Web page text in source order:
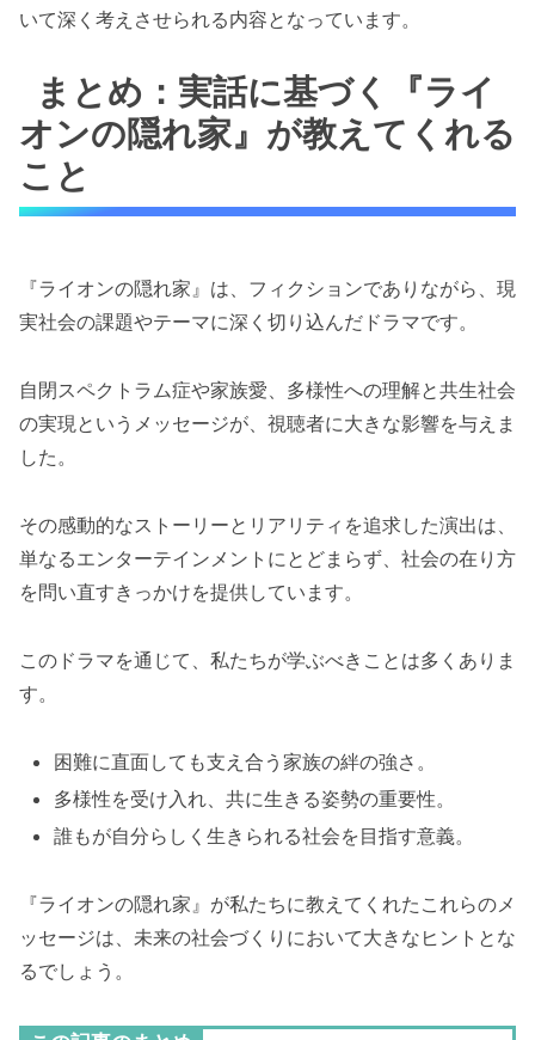
いて深く考えさせられる内容となっています。
まとめ：実話に基づく『ライ
オンの隠れ家』が教えてくれる
こと
『ライオンの隠れ家』は、フィクションでありながら、現
実社会の課題やテーマに深く切り込んだドラマです。
自閉スペクトラム症や家族愛、多様性への理解と共生社会
の実現というメッセージが、視聴者に大きな影響を与えま
した。
その感動的なストーリーとリアリティを追求した演出は、
単なるエンターテインメントにとどまらず、社会の在り方
を問い直すきっかけを提供しています。
このドラマを通じて、私たちが学ぶべきことは多くありま
す。
困難に直面しても支え合う家族の絆の強さ。
多様性を受け入れ、共に生きる姿勢の重要性。
誰もが自分らしく生きられる社会を目指す意義。
『ライオンの隠れ家』が私たちに教えてくれたこれらのメ
ッセージは、未来の社会づくりにおいて大きなヒントとな
るでしょう。